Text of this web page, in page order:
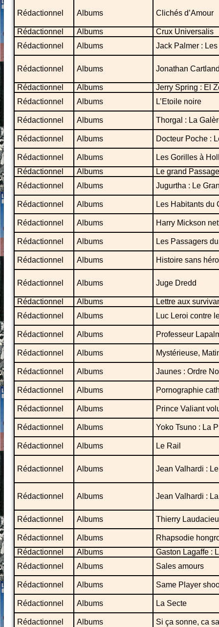
Rédactionnel Albums Clichés d’Amour
Rédactionnel Albums
Crux Universalis
Rédactionnel
Albums Jack Palmer :
Rédactionnel Albums Jonathan
Rédactionnel Albums
Jerry Spring : El
Rédactionnel
Albums L’Etoile noire
Rédactionnel Albums Thorgal : La
Rédactionnel Albums Docteur Poche :
Rédactionnel Albums
Les Gorilles à
Rédactionnel
Albums
Le grand Passage
Rédactionnel
Albums Jugurtha : Le
Rédactionnel Albums Les Habitants du
Rédactionnel Albums Harry Mickson
Rédactionnel Albums Les Passagers
Rédactionnel Albums Histoire sans
Rédactionnel Albums Juge Dredd
Rédactionnel Albums
Lettre aux
Rédactionnel
Albums Luc Leroi contre
Rédactionnel Albums Professeur
Rédactionnel Albums Mystérieuse,
Rédactionnel Albums Jaunes : Ordre
Rédactionnel Albums Pornographie
Rédactionnel Albums Prince Valiant
Rédactionnel Albums Yoko Tsuno : La
Rédactionnel Albums Le Rail
Rédactionnel Albums Jean Valhardi :
Rédactionnel Albums Jean Valhardi :
Rédactionnel Albums Thierry
Rédactionnel Albums
Rhapsodie
Rédactionnel
Albums
Gaston Lagaffe :
Rédactionnel
Albums Sales amours
Rédactionnel Albums Same Player
Rédactionnel Albums La Secte
Rédactionnel Albums Si ça sonne, ca